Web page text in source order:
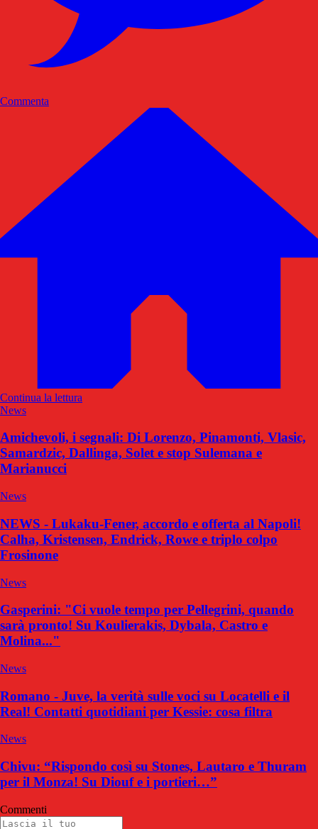
Commenta
Continua la lettura
News
Amichevoli, i segnali: Di Lorenzo, Pinamonti, Vlasic,
Samardzic, Dallinga, Solet e stop Sulemana e
Marianucci
News
NEWS - Lukaku-Fener, accordo e offerta al Napoli!
Calha, Kristensen, Endrick, Rowe e triplo colpo
Frosinone
News
Gasperini: "Ci vuole tempo per Pellegrini, quando
sarà pronto! Su Koulierakis, Dybala, Castro e
Molina..."
News
Romano - Juve, la verità sulle voci su Locatelli e il
Real! Contatti quotidiani per Kessie: cosa filtra
News
Chivu: “Rispondo così su Stones, Lautaro e Thuram
per il Monza! Su Diouf e i portieri…”
Commenti